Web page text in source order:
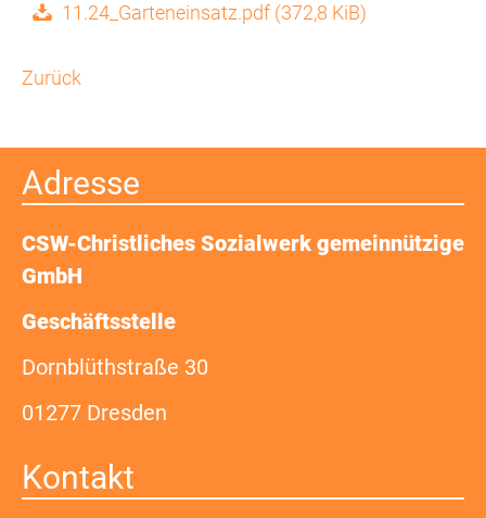
Heilpädagogische
wohnen
Wohnstätten
Außenwohnungen
Wohnen
(wbW)
11.24_Garteneinsatz.pdf (372,8 KiB)
Zurück
Adresse
CSW-Christliches Sozialwerk gemeinnützige
GmbH
Geschäftsstelle
Dornblüthstraße 30
01277 Dresden
Kontakt